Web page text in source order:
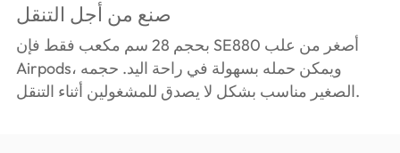
صنع من أجل التنقل
بحجم 28 سم مكعب فقط فإن SE880 أصغر من علب
Airpods، ويمكن حمله بسهولة في راحة اليد. حجمه
الصغير مناسب بشكل لا يصدق للمشغولين أثناء التنقل.